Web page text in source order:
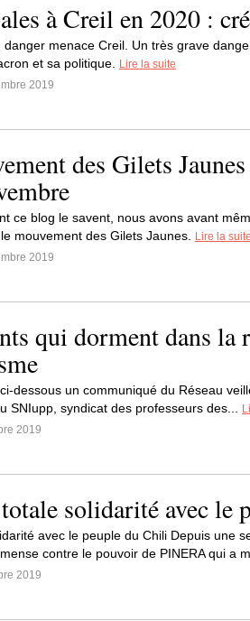
à Creil en 2020 :
danger menace Creil. Un très grave
et sa politique.
Lire la suite
2019
des Gilets
ce blog le savent, nous avons avant
mouvement des Gilets Jaunes.
Lire la suite
2019
qui dorment dans la
dessous un communiqué du Réseau
SNIupp, syndicat des professeurs des...
2019
solidarité avec le
avec le peuple du Chili Depuis une
contre le pouvoir de PINERA qui a
2019